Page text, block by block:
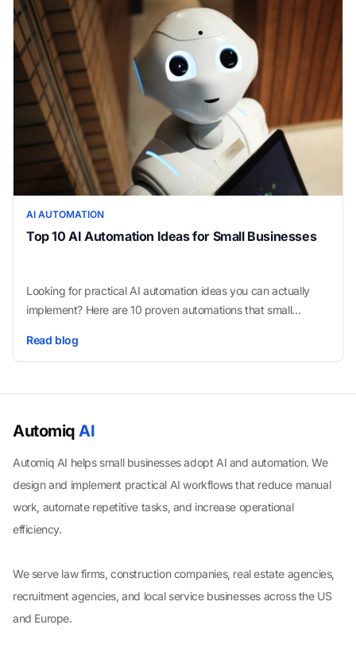
AI AUTOMATION
Top 10 AI Automation Ideas for Small Businesses
Looking for practical AI automation ideas you can actually
implement? Here are 10 proven automations that small
improve customer experience.
Read blog
Automiq AI
Automiq AI helps small businesses adopt AI and automation. We
design and implement practical AI workflows that reduce manual
work, automate repetitive tasks, and increase operational
efficiency.
We serve law firms, construction companies, real estate agencies,
recruitment agencies, and local service businesses across the US
and Europe.